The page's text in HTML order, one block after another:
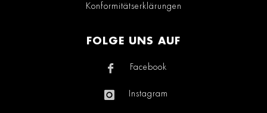
Konformitätserklärungen
FOLGE UNS AUF
Facebook
Instagram